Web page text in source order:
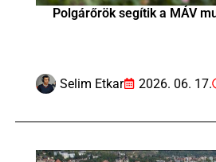
Polgárőrök segítik a MÁV
Selim Etkar 2026. 06. 17.